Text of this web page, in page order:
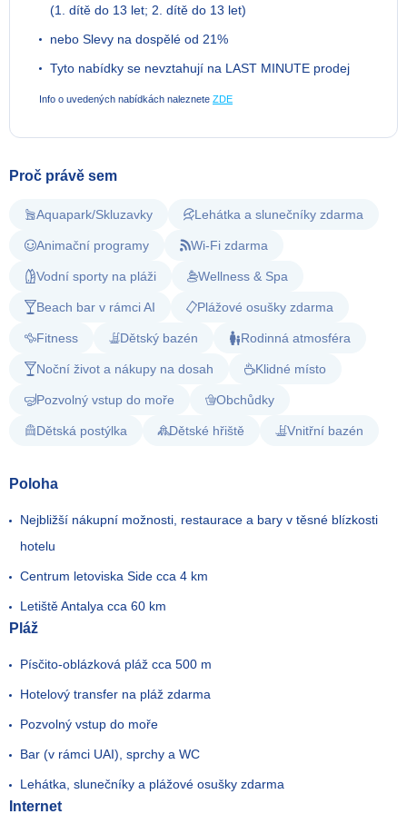
(1. dítě do 13 let; 2. dítě do 13 let)
nebo Slevy na dospělé od 21%
Tyto nabídky se nevztahují na LAST MINUTE prodej
Info o uvedených nabídkách naleznete ZDE
Proč právě sem
Aquapark/Skluzavky Lehátka a slunečníky zdarma
Animační programy Wi-Fi zdarma
Vodní sporty na pláži Wellness & Spa
Beach bar v rámci AI Plážové osušky zdarma
Fitness Dětský bazén Rodinná atmosféra
Noční život a nákupy na dosah Klidné místo
Pozvolný vstup do moře Obchůdky
Dětská postýlka Dětské hřiště Vnitřní bazén
Poloha
Nejbližší nákupní možnosti, restaurace a bary v těsné blízkosti
hotelu
Centrum letoviska Side cca 4 km
Letiště Antalya cca 60 km
Pláž
Písčito-oblázková pláž cca 500 m
Hotelový transfer na pláž zdarma
Pozvolný vstup do moře
Bar (v rámci UAI), sprchy a WC
Lehátka, slunečníky a plážové osušky zdarma
Internet